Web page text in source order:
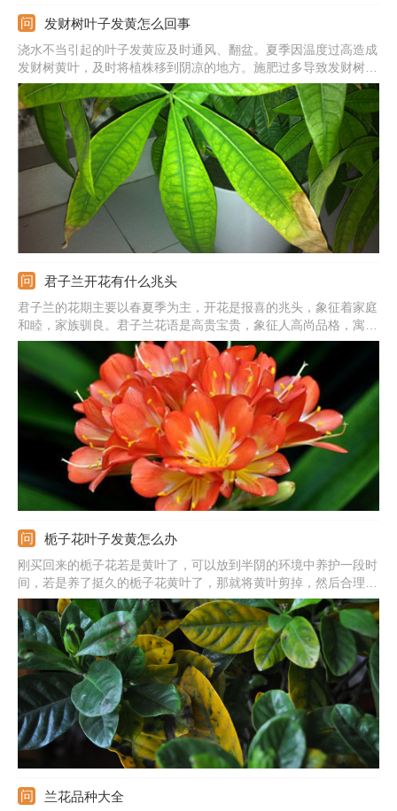
发财树叶子发黄怎么回事
浇水不当引起的叶子发黄应及时通风、翻盆。夏季因温度过高造成
发财树黄叶，及时将植株移到阴凉的地方。施肥过多导致发财树根
部腐烂，将植株脱盆，清理腐烂的部分，换上新土，重新栽种。
君子兰开花有什么兆头
君子兰的花期主要以春夏季为主，开花是报喜的兆头，象征着家庭
和睦，家族驯良。君子兰花语是高贵宝贵，象征人高尚品格，寓意
高雅公正。正如花开养人屋的说法一样，君子兰开花是个很好的兆
头。
栀子花叶子发黄怎么办
刚买回来的栀子花若是黄叶了，可以放到半阴的环境中养护一段时
间，若是养了挺久的栀子花黄叶了，那就将黄叶剪掉，然后合理的
浇水施肥，并注意经常开窗通风。
兰花品种大全